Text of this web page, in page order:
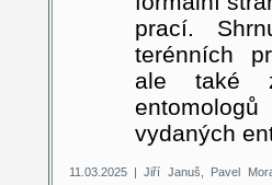
prací.
terénních
ale také z
vydaných
11.03.2025 | Jiří Januš, Pavel